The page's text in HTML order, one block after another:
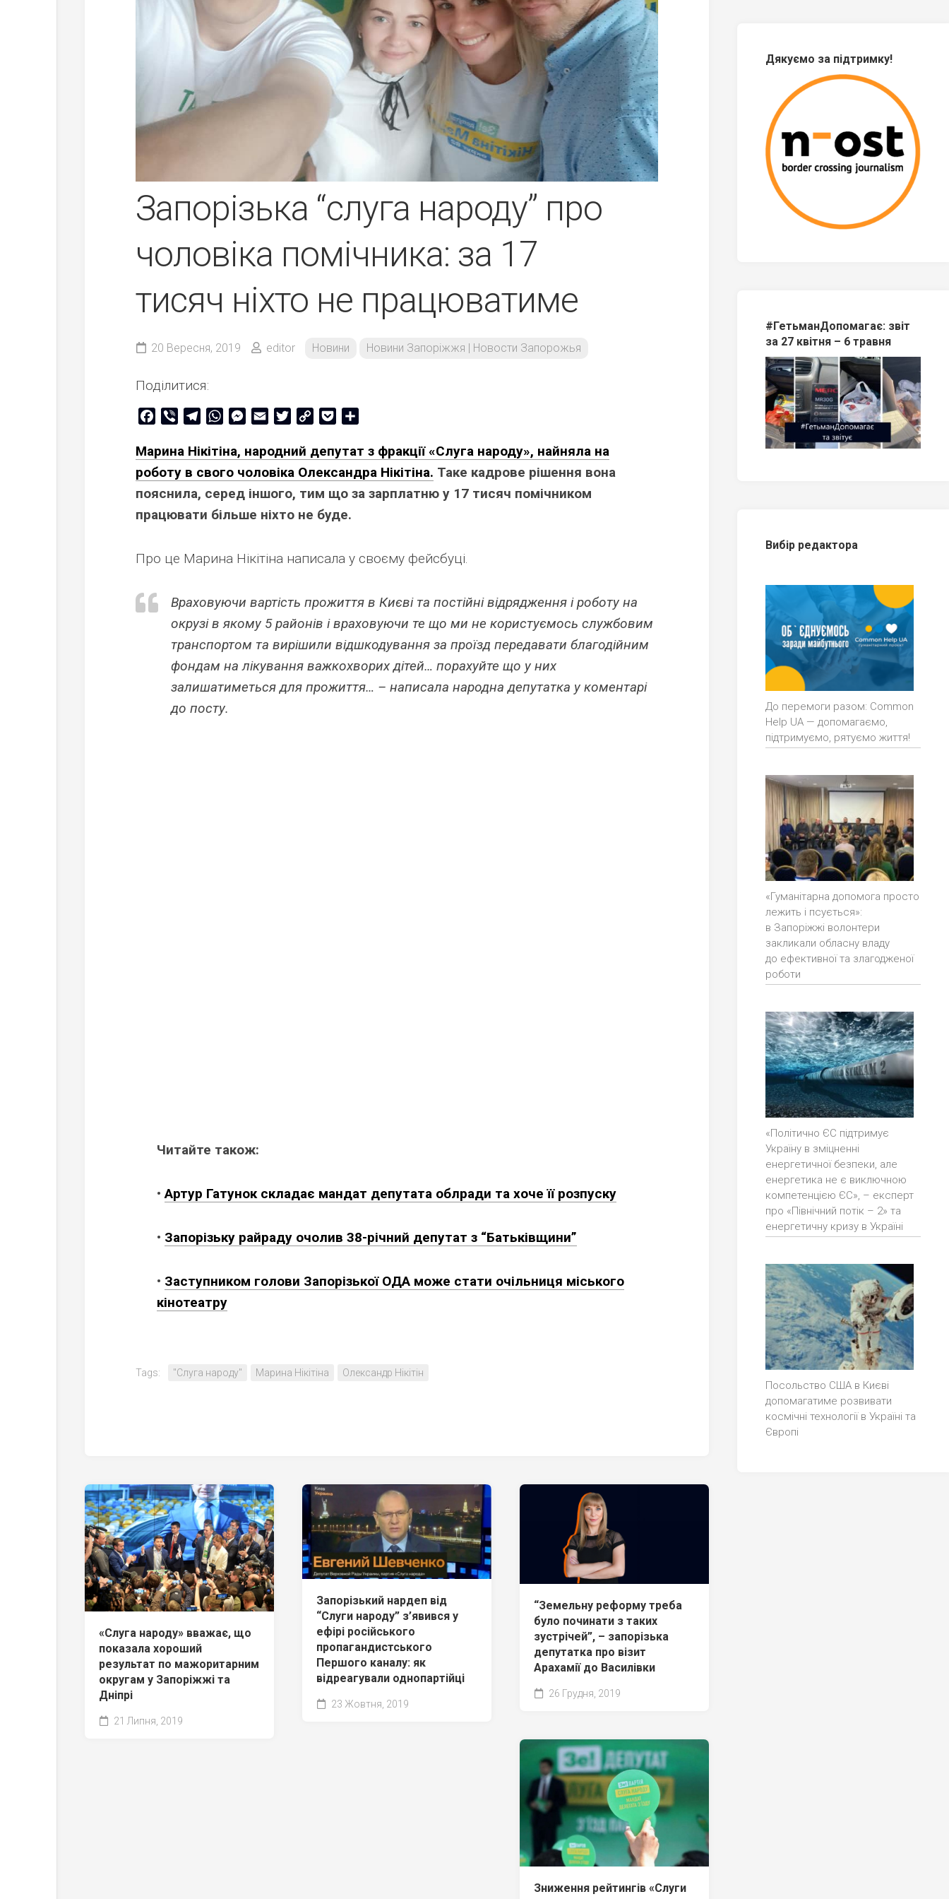
Запорізька “слуга народу” про
чоловіка помічника: за 17
тисяч ніхто не працюватиме
20 Вересня, 2019 editor Новини Новини Запоріжжя | Новости Запорожья
Поділитися:
Facebook
Viber TelegramWhatsAppMessenger
Email TwitterCopy
Pocket
Марина Нікітіна, народний депутат з фракції «Слуга народу», найняла на
роботу в свого чоловіка Олександра Нікітіна. Таке кадрове рішення вона
пояснила, серед іншого, тим що за зарплатню у 17 тисяч помічником
працювати більше ніхто не буде.
Про це Марина Нікітіна написала у своєму фейсбуці.
Враховуючи вартість прожиття в Києві та постійні відрядження і роботу на
окрузі в якому 5 районів і враховуючи те що ми не користуємось службовим
транспортом та вирішили відшкодування за проїзд передавати благодійним
фондам на лікування важкохворих дітей… порахуйте що у них
залишатиметься для прожиття… – написала народна депутатка у коментарі
до посту.
Читайте також:
•Артур Гатунок складає мандат депутата облради та хоче її розпуску
• Запорізьку райраду очолив 38-річний депутат з “Батьківщини”
• Заступником голови Запорізької ОДА може стати очільниця міського
кінотеатру
Tags: "Слуга народу" Марина Нікітіна Олександр Нікітін
«Слуга народу» вважає, що
показала хороший
результат по мажоритарним
округам у Запоріжжі та
Дніпрі
21 Липня, 2019
Запорізький нардеп від
“Слуги народу” з’явився у
ефірі російського
пропагандистського
Першого каналу: як
відреагували однопартійці
23 Жовтня, 2019
“Земельну реформу треба
було починати з таких
зустрічей”, – запорізька
депутатка про візит
Арахамії до Василівки
26 Грудня, 2019
Зниження рейтингів «Слуги
Дякуємо за підтримку!
#ГетьманДопомагає: звіт
за 27 квітня – 6 травня
Вибір редактора
До перемоги разом: Common
Help UA — допомагаємо,
підтримуємо, рятуємо життя!
«Гуманітарна допомога просто
лежить і псується»:
в Запоріжжі волонтери
закликали обласну владу
до ефективної та злагодженої
роботи
«Політично ЄС підтримує
Україну в зміцненні
енергетичної безпеки, але
енергетика не є виключною
компетенцією ЄС», – експерт
про «Північний потік – 2» та
енергетичну кризу в Україні
Посольство США в Києві
допомагатиме розвивати
космічні технології в Україні та
Європі